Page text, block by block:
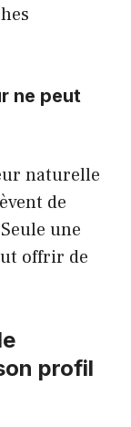
ne peut
naturelle
de
une
offrir de
profil